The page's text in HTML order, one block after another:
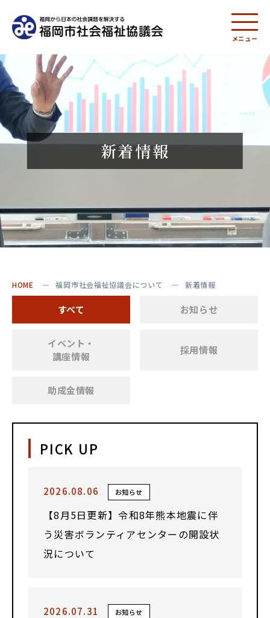
メニュー
新着情報
HOME 福岡市社会福祉協議会について 新着情報
すべて お知らせ
イベント・
講座情報
採用情報
助成金情報
PICK UP
2026.08.06 お知らせ
【8月5日更新】令和8年熊本地震に伴
う災害ボランティアセンターの開設状
況について
2026.07.31 お知らせ